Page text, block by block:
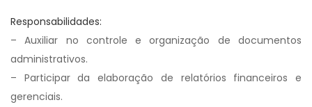
Responsabilidades:
– Auxiliar no controle e organização de documentos
administrativos.
– Participar da elaboração de relatórios financeiros e
gerenciais.